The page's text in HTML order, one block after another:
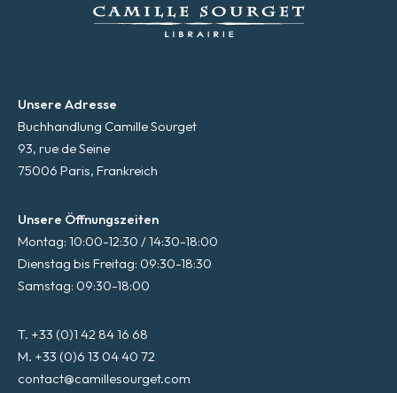
Unsere Adresse
Buchhandlung Camille Sourget
93, rue de Seine
75006 Paris, Frankreich
Unsere Öffnungszeiten
Montag: 10:00-12:30 / 14:30-18:00
Dienstag bis Freitag: 09:30-18:30
Samstag: 09:30-18:00
T. +33 (0)1 42 84 16 68
M. +33 (0)6 13 04 40 72
contact@camillesourget.com